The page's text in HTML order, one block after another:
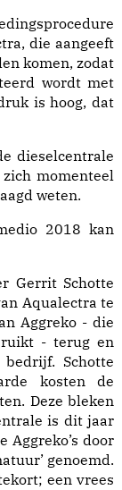
die aangeeft
komen, zodat
wordt met
is hoog, dat
dieselcentrale
momenteel
weten.
2018 kan
Gerrit Schotte
Aqualectra te
Aggreko - die
- terug en
Schotte
kosten de
Deze bleken
is dit jaar
Aggreko’s door
genoemd.
een vrees